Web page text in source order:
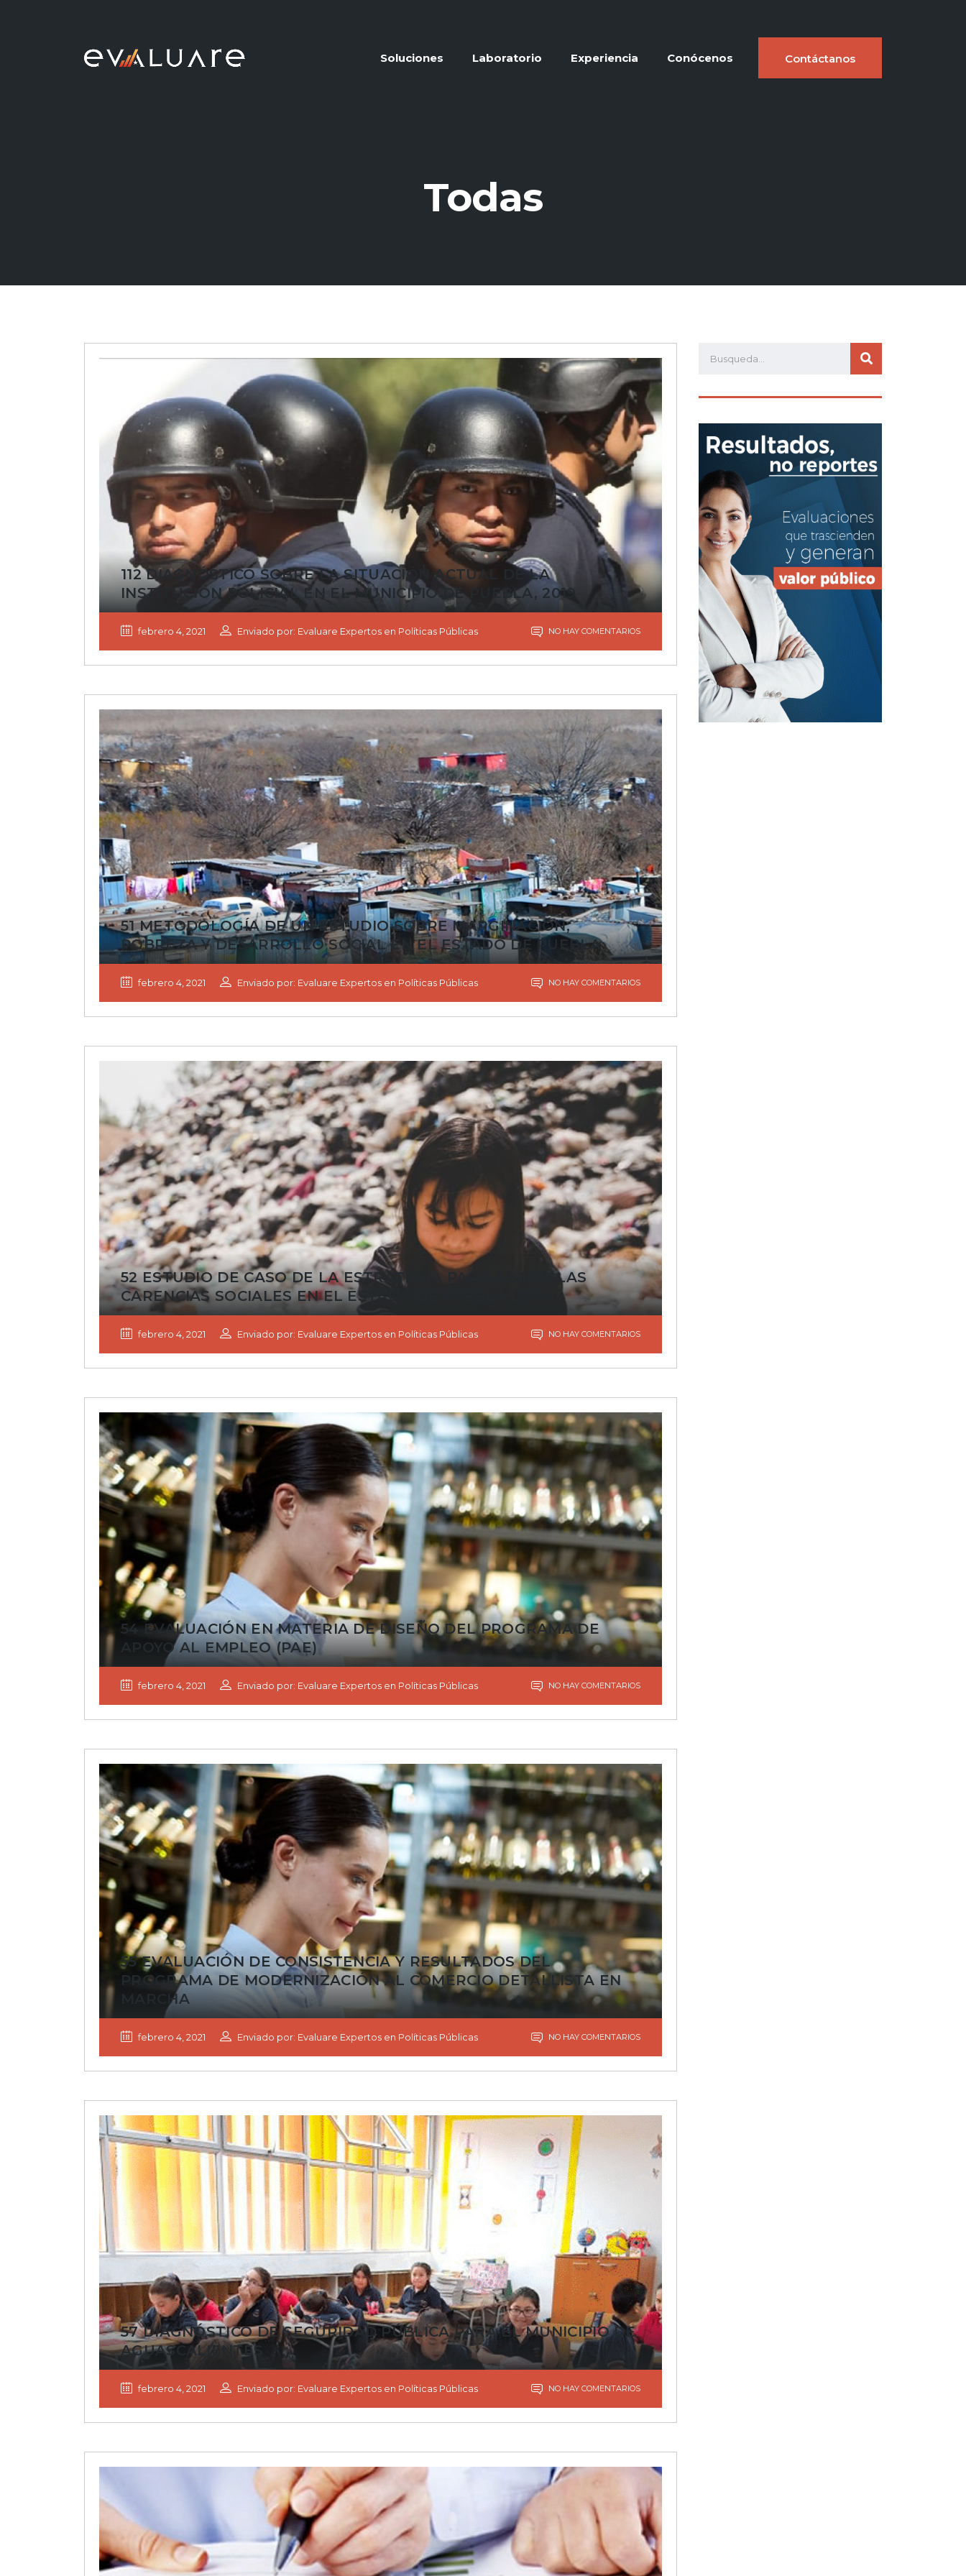
Soluciones Laboratorio Experiencia Conócenos Contáctanos
Todas
112 DIAGNÓSTICO SOBRE LA SITUACIÓN ACTUAL DE LA
INSTITUCIÓN POLICIAL EN EL MUNICIPIO DE PUEBLA, 2019
febrero 4, 2021 Enviado por: Evaluare Expertos en Políticas Públicas NO HAY COMENTARIOS
51 METODOLOGÍA DE UN ESTUDIO SOBRE MARGINACIÓN,
POBREZA Y DESARROLLO SOCIAL EN EL ESTADO DE PUEBLA
febrero 4, 2021 Enviado por: Evaluare Expertos en Políticas Públicas NO HAY COMENTARIOS
52 ESTUDIO DE CASO DE LA ESTRATEGIA PARA ABATIR LAS
CARENCIAS SOCIALES EN EL ESTADO DE PUEBLA 2016
febrero 4, 2021 Enviado por: Evaluare Expertos en Políticas Públicas NO HAY COMENTARIOS
54 EVALUACIÓN EN MATERIA DE DISEÑO DEL PROGRAMA DE
APOYO AL EMPLEO (PAE)
febrero 4, 2021 Enviado por: Evaluare Expertos en Políticas Públicas NO HAY COMENTARIOS
55 EVALUACIÓN DE CONSISTENCIA Y RESULTADOS DEL
PROGRAMA DE MODERNIZACIÓN AL COMERCIO DETALLISTA EN
MARCHA
febrero 4, 2021 Enviado por: Evaluare Expertos en Políticas Públicas NO HAY COMENTARIOS
57 DIAGNÓSTICO DE SEGURIDAD PÚBLICA PARA EL MUNICIPIO DE
AGUASCALIENTES
febrero 4, 2021 Enviado por: Evaluare Expertos en Políticas Públicas NO HAY COMENTARIOS